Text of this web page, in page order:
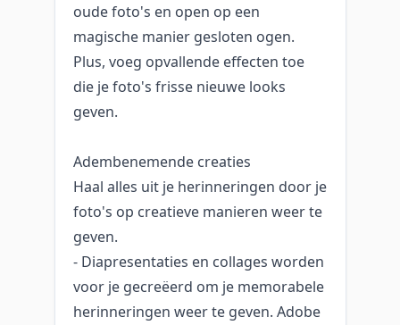
oude foto's en open op een
magische manier gesloten ogen.
Plus, voeg opvallende effecten toe
die je foto's frisse nieuwe looks
geven.
Adembenemende creaties
Haal alles uit je herinneringen door je
foto's op creatieve manieren weer te
geven.
- Diapresentaties en collages worden
voor je gecreëerd om je memorabele
herinneringen weer te geven. Adobe